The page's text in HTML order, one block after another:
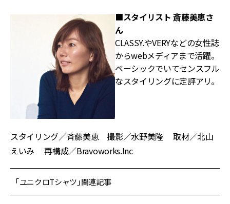
■スタイリスト 斎藤美恵さ
ん
CLASSY.やVERYなどの女性誌
からwebメディアまで活躍。
ベーシックでいてセンスフル
なスタイリングに定評アリ。
スタイリング／斉藤美恵 撮影／水野美隆 取材／北山
えいみ 再構成／Bravoworks.Inc
「ユニクロTシャツ」関連記事